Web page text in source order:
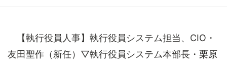
【執行役員人事】執行役員システム担当、CIO・
友田聖作（新任）▽執行役員システム本部長・栗原